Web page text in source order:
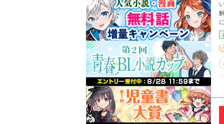
い
解ある